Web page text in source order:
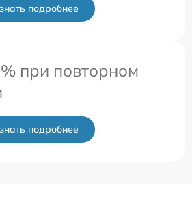
подробнее
при повторном
подробнее